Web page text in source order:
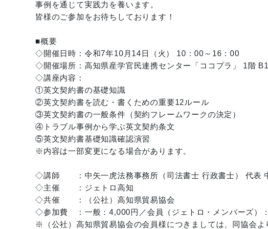
事例を通じて実践力を養います。
皆様のご参加をお待ちしております！
■概要
◇開催日時：令和7年10月14日（火） 10：00～16：00
◇開催場所：高知県産学官民連携センター「ココプラ」 1階
◇講座内容：
①英文契約書の基礎知識
②英文契約書を読む・書くための重要12ルール
③英文契約書の一般条件（契約フレームワークの決定）
④トラブル事例から学ぶ英文契約条文
⑤英文契約書基礎知識確認演習
※内容は一部変更になる場合があります。
◇講師 ：中矢一虎法務事務所（司法書士 行政書士） 代表
◇主催 ：ジェトロ高知
◇共催 ：（公社）高知県貿易協会
◇参加費 ：一般：4,000円／会員（ジェトロ・メンバーズ）
※（公社）高知県貿易協会の会員様につきましては、同協会よ